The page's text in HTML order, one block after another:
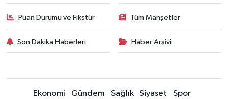
Puan Durumu ve Fikstür Tüm Manşetler
Son Dakika Haberleri Haber Arşivi
Ekonomi Gündem Sağlık Siyaset
Spor